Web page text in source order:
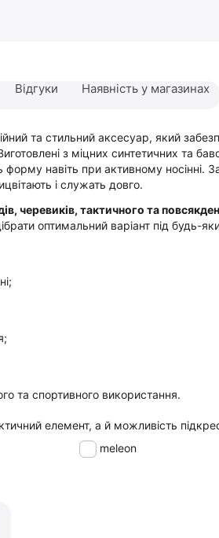
Відгуки Наявність у магазинах
та стильний аксесуар, який
з міцних синтетичних та
форму навіть при активному носінні.
і служать довго.
черевиків, тактичного та
оптимальний варіант під будь-
та спортивного використання.
елемент, а й можливість
Chameleon